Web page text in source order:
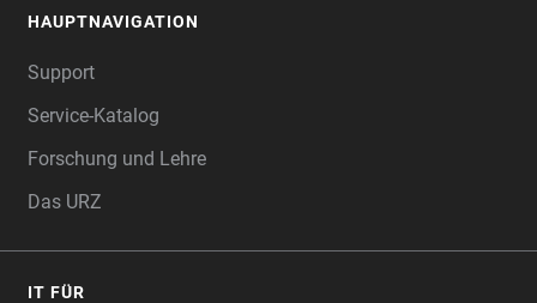
HAUPTNAVIGATION
Support
Service-Katalog
Forschung und Lehre
Das URZ
IT FÜR